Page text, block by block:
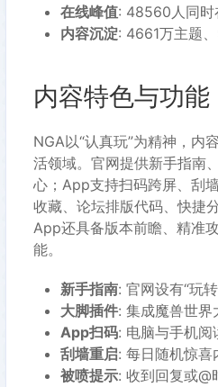
在线峰值: 48560人同时
内容沉淀: 4661万主题
内容特色与功能
NGA以“认真玩”为精神，内
活领域。官网提供新手指南
心；App支持扫码跨屏、刮
收藏、论坛排版代码、快捷
App还具备版本前瞻、精准
能。
新手指南: 官网设有“玩
大脚插件: 集成魔兽世界
App扫码: 电脑与手机阅
刮墙重启: 每日随机惊喜
被喷提示: 收到回复或@